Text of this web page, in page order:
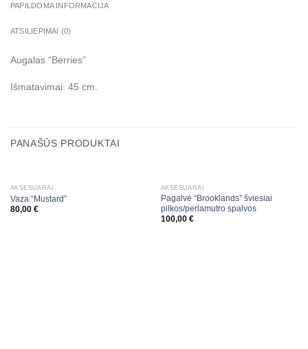
PAPILDOMA INFORMACIJA
ATSILIEPIMAI (0)
Augalas “Berries”
Išmatavimai: 45 cm.
PANAŠŪS PRODUKTAI
AKSESUARAI
Vaza “Mustard”
80,00 €
AKSESUARAI
Pagalvė “Brooklands” šviesiai
pilkos/perlamutro spalvos
100,00 €